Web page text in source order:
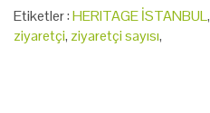
Etiketler :HERITAGE İSTANBUL,
ziyaretçi, ziyaretçi sayısı,